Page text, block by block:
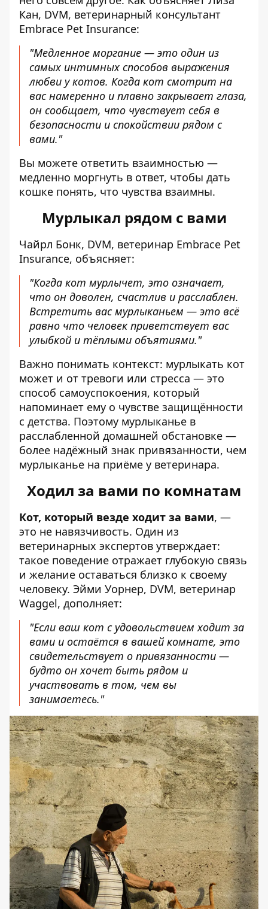
Кан, DVM, ветеринарный консультант
Embrace Pet Insurance:
"Медленное моргание — это один из
самых интимных способов выражения
любви у котов. Когда кот смотрит на
вас намеренно и плавно закрывает глаза,
он сообщает, что чувствует себя в
безопасности и спокойствии рядом с
вами."
Вы можете ответить взаимностью —
медленно моргнуть в ответ, чтобы дать
кошке понять, что чувства взаимны.
Мурлыкал рядом с вами
Чайрл Бонк, DVM, ветеринар Embrace Pet
Insurance, объясняет:
"Когда кот мурлычет, это означает,
что он доволен, счастлив и расслаблен.
Встретить вас мурлыканьем — это всё
равно что человек приветствует вас
улыбкой и тёплыми объятиями."
Важно понимать контекст: мурлыкать кот
может и от тревоги или стресса — это
способ самоуспокоения, который
напоминает ему о чувстве защищённости
с детства. Поэтому мурлыканье в
расслабленной домашней обстановке —
более надёжный знак привязанности, чем
мурлыканье на приёме у ветеринара.
Ходил за вами по комнатам
Кот, который везде ходит за вами, —
это не навязчивость. Один из
ветеринарных экспертов утверждает:
такое поведение отражает глубокую связь
и желание оставаться близко к своему
человеку. Эйми Уорнер, DVM, ветеринар
Waggel, дополняет:
"Если ваш кот с удовольствием ходит за
вами и остаётся в вашей комнате, это
свидетельствует о привязанности —
будто он хочет быть рядом и
участвовать в том, чем вы
занимаетесь."